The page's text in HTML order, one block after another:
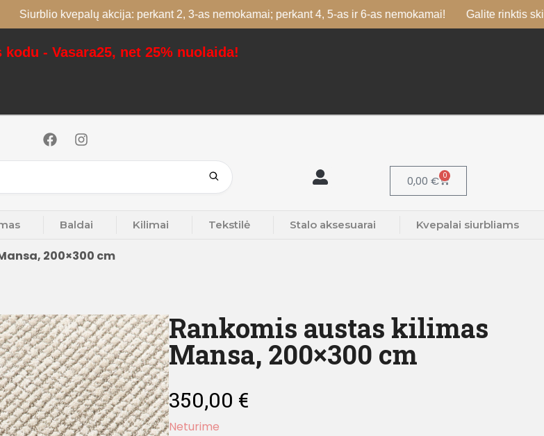
kvepalų akcija: perkant 2, 3-as nemokamai; perkant 4, 5-as ir 6-as nemokamai! Galite rinktis skirtingus
- Vasara25, net 25% nuolaida!
0,00€ 0
Baldai Kilimai Tekstilė Stalo aksesuarai Kvepalai siurbliams
200×300 cm
Rankomis austas kilimas
Mansa, 200×300 cm
350,00 €
Neturime